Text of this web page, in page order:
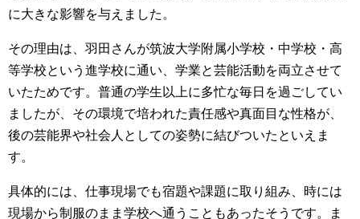
に大きな影響を与えました。
その理由は、羽田さんが筑波大学附属小学校・中学校・高
等学校という進学校に通い、学業と芸能活動を両立させて
いたためです。普通の学生以上に多忙な毎日を過ごしてい
ましたが、その環境で培われた責任感や真面目な性格が、
後の芸能界や社会人としての姿勢に結びついたといえま
す。
具体的には、仕事現場でも宿題や課題に取り組み、時には
現場から制服のまま学校へ通うこともあったそうです。ま